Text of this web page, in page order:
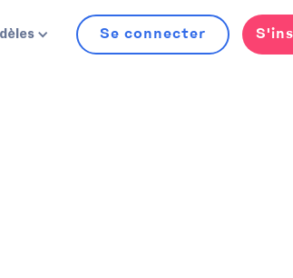
Se connecter